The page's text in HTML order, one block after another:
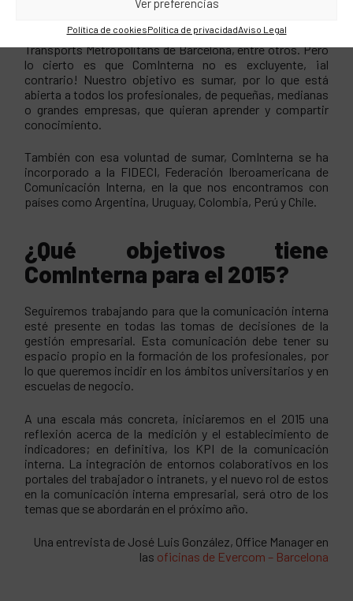
Política de cookiesPolítica de privacidadAviso Legal
ComInterna estuvieran los responsables de empresas
Esteve, Ferrocarrils de la Generalitat de Catalunya o
Transports Metropolitans de Barcelona, entre otros. Pero
lo cierto es que ComInterna no es excluyente, ¡al
contrario! Nuestro objetivo es sumar, por lo que está
abierta a todos los profesionales, de pequeñas, medianas
o grandes empresas, que quieran aprender y compartir
conocimiento.
También con esa voluntad de sumar, ComInterna se ha
incorporado a la FIDECI, Federación Iberoamericana de
Comunicación Interna, en la que nos encontramos con
países como Argentina, Uruguay, Colombia, Perú y Chile.
¿Qué objetivos tiene
ComInterna para el 2015?
Seguiremos trabajando para que la comunicación interna
esté presente en todas las tomas de decisiones de la
gestión empresarial. Esta comunicación debe tener su
espacio propio en la formación de los profesionales, por
lo que queremos incidir en los ámbitos universitarios y en
escuelas de negocio.
A una escala más concreta, iniciaremos en el 2015 una
reflexión acerca de la medición y el establecimiento de
indicadores; en definitiva, los KPI de la comunicación
interna. La integración de entornos colaborativos en los
portales del trabajador o intranets, y el nuevo rol de estos
en la comunicación interna empresarial, será otro de los
temas que se abordarán en el próximo año.
Una entrevista de José Luis González, Office Manager en
las oficinas de Evercom – Barcelona